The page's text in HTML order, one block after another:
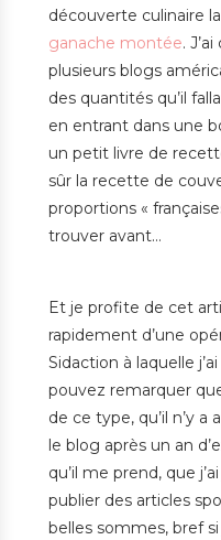
découverte culinaire
ganache montée.
plusieurs blogs
des quantités qu’il
en entrant dans une
un petit livre de
sûr la recette de
proportions «
trouver avant…
Et je profite de cet
rapidement d’une
Sidaction à laquelle
pouvez remarquer
de ce type, qu’il n’y
le blog après un an
qu’il me prend, que
publier des articles
belles sommes, bref